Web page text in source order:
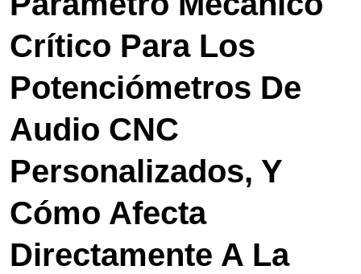
Crítico Para Los
Potenciómetros De
Audio CNC
Personalizados, Y
Cómo Afecta
Directamente A La